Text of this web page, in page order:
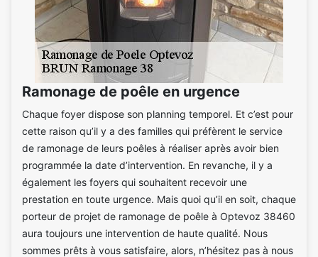
Ramonage de poêle en urgence
Chaque foyer dispose son planning temporel. Et c’est pour
cette raison qu’il y a des familles qui préfèrent le service
de ramonage de leurs poêles à réaliser après avoir bien
programmée la date d’intervention. En revanche, il y a
également les foyers qui souhaitent recevoir une
prestation en toute urgence. Mais quoi qu’il en soit, chaque
porteur de projet de ramonage de poêle à Optevoz 38460
aura toujours une intervention de haute qualité. Nous
sommes prêts à vous satisfaire, alors, n’hésitez pas à nous